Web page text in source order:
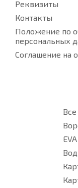
Реквизиты
Контакты
Положение по
персональных
Соглашение на
Все